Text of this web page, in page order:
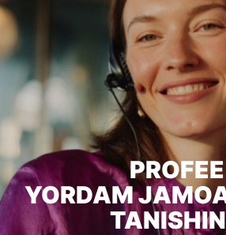
PROFEE
YORDAM